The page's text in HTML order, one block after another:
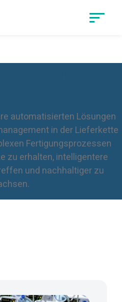
automatisierten Lösungen
in der Lieferkette
Fertigungsprozessen
zu erhalten, intelligentere
und nachhaltiger zu